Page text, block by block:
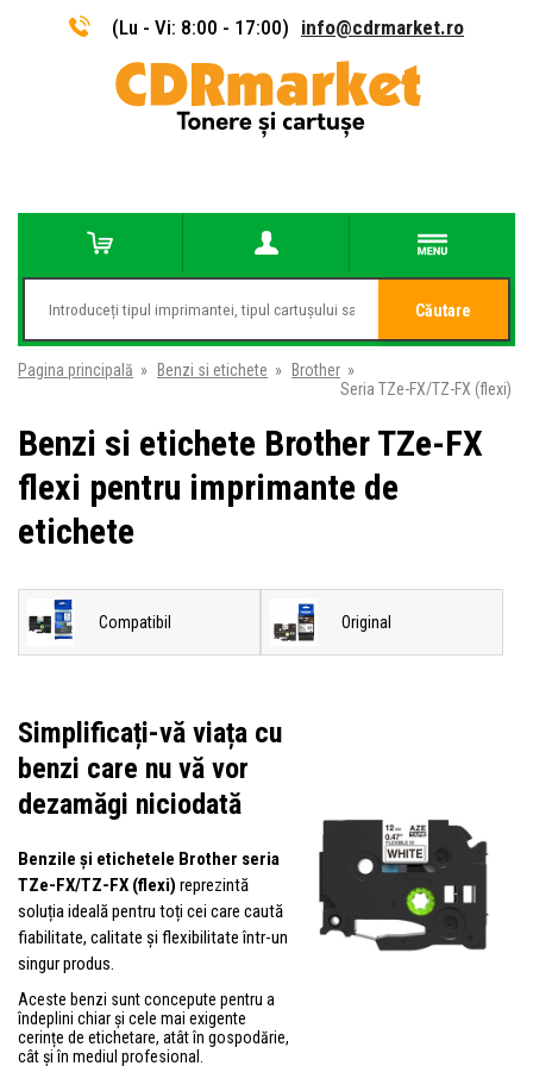
(Lu - Vi: 8:00 - 17:00) info@cdrmarket.ro
Căutare
Pagina principală » Benzi si etichete » Brother »
Seria TZe-FX/TZ-FX (flexi)
Benzi si etichete Brother TZe-FX
flexi pentru imprimante de
etichete
Compatibil Original
Simplificați-vă viața cu
benzi care nu vă vor
dezamăgi niciodată
Benzile și etichetele Brother seria
TZe-FX/TZ-FX (flexi) reprezintă
soluția ideală pentru toți cei care caută
fiabilitate, calitate și flexibilitate într-un
singur produs.
Aceste benzi sunt concepute pentru a
îndeplini chiar și cele mai exigente
cerințe de etichetare, atât în gospodărie,
cât și în mediul profesional.